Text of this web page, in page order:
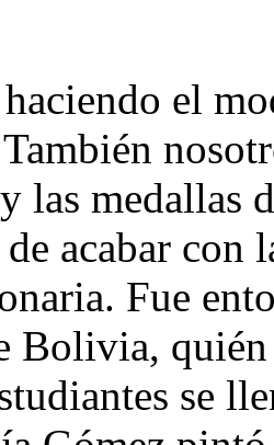
el
las medallas
acabar con
Fue
Bolivia,
se